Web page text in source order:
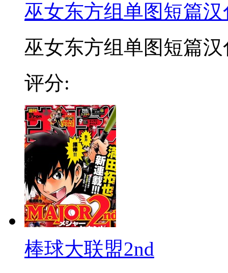
巫女东方组单图短篇
巫女东方组单图短篇汉
评分:
棒球大联盟2nd